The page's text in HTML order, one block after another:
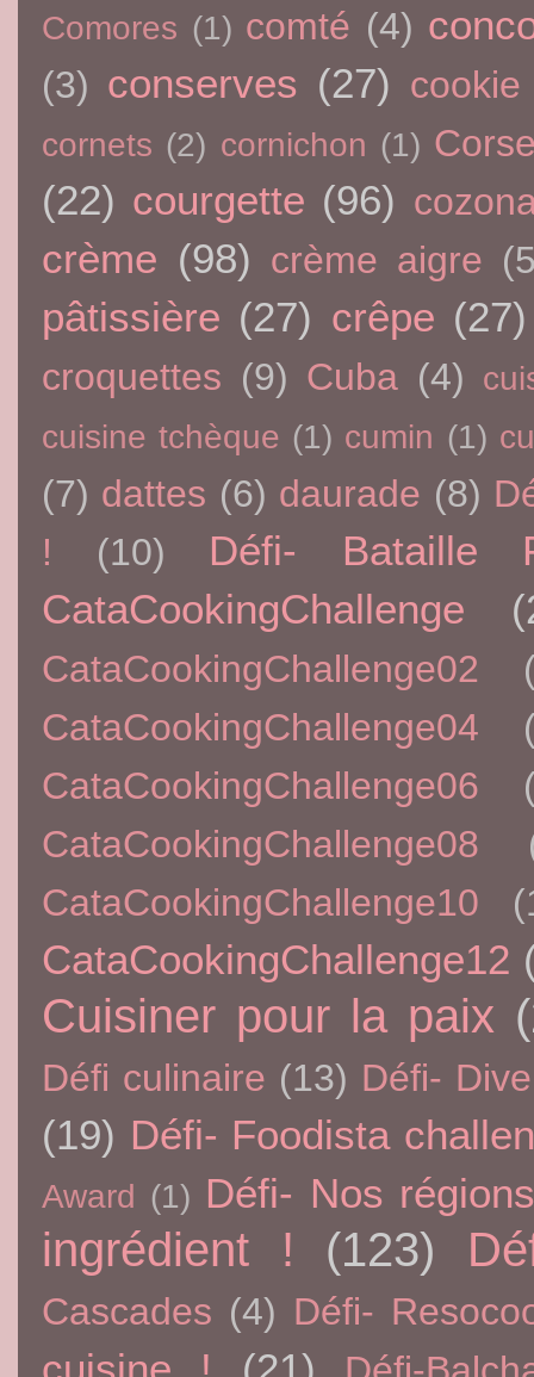
Comores (1) comté (4)
(3) conserves (27) cookie
cornets (2) cornichon (1)
(22) courgette (96)
crème (98) crème aigre
pâtissière (27) crêpe (27)
croquettes (9) Cuba (4)
cuisine tchèque (1) cumin (1)
(7) dattes (6) daurade (8)
!
(10)
Défi- Bataille
CataCookingChallenge
CataCookingChallenge02
CataCookingChallenge04
CataCookingChallenge06
CataCookingChallenge08
CataCookingChallenge10
CataCookingChallenge12
Cuisiner pour la paix
Défi culinaire (13) Défi-
(19) Défi- Foodista
Award (1) Défi- Nos
ingrédient ! (123)
Cascades (4) Défi-